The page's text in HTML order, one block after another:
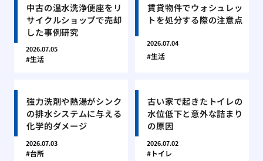
中古の温水洗浄便座をリ
サイクルショップで売却
した事例研究
2026.07.05
生活
賃貸物件でウォシュレッ
トを処分する際の注意点
2026.07.04
生活
強力洗剤や熱湯がシンク
の排水システムに与える
化学的ダメージ
2026.07.03
台所
古い家で起きたトイレの
水位低下と意外な詰まり
の原因
2026.07.02
トイレ